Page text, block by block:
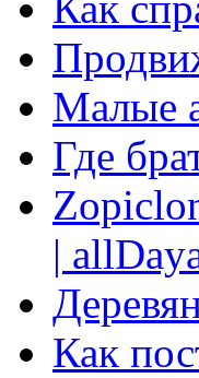
Малые
Где
|
Как